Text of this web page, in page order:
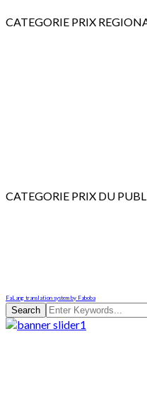
CATEGORIE PRIX
CATEGORIE PRIX DU
FaLang translation system by Faboba
Search